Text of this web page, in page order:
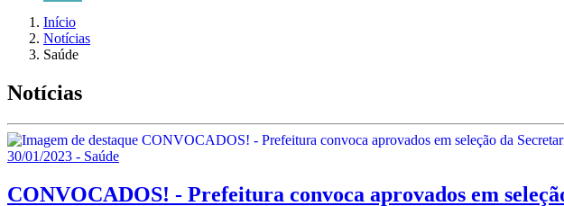
Início
Notícias
Saúde
Notícias
30/01/2023 - Saúde
CONVOCADOS! - Prefeitura convoca aprovados em